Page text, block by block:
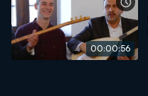
00:00:56